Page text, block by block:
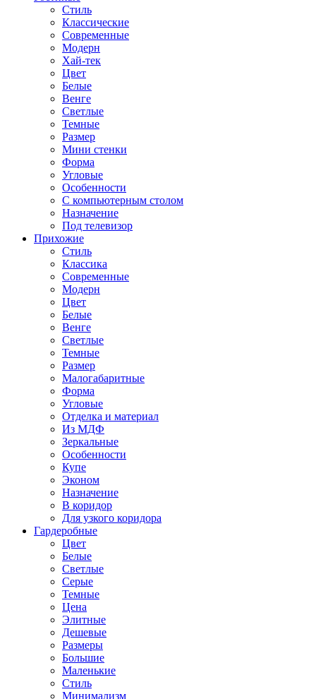
Стиль
Классические
Современные
Модерн
Хай-тек
Цвет
Белые
Венге
Светлые
Темные
Размер
Мини стенки
Форма
Угловые
Особенности
С компьютерным столом
Назначение
Под телевизор
Прихожие
Стиль
Классика
Современные
Модерн
Цвет
Белые
Венге
Светлые
Темные
Размер
Малогабаритные
Форма
Угловые
Отделка и материал
Из МДФ
Зеркальные
Особенности
Купе
Эконом
Назначение
В коридор
Для узкого коридора
Гардеробные
Цвет
Белые
Светлые
Серые
Темные
Цена
Элитные
Дешевые
Размеры
Большие
Маленькие
Стиль
Минимализм